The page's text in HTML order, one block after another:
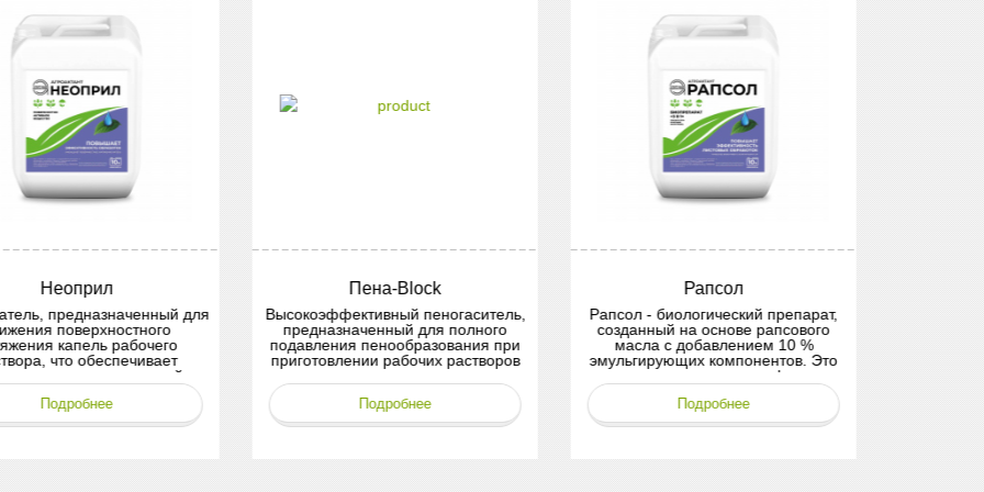
Неоприл
предназначенный для
поверхностного
капель рабочего
что обеспечивает
равномерной
плёнки на поверхности
листьев.
Подробнее
Пена-Block
Высокоэффективный пеногаситель,
предназначенный для полного
подавления пенообразования при
приготовлении рабочих растворов
Подробнее
Рапсол
Рапсол - биологический препарат,
созданный на основе рапсового
масла с добавлением 10 %
эмульгирующих компонентов. Это
универсальное средство формата
сбалансированному составу
одновременно выполняет функции
Подробнее